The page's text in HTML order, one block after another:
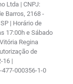
Ltda | CNPJ:
Barros, 2168 -
| Horário de
17:00h e Sábado
Regina
de
16 |
477-000356-1-0